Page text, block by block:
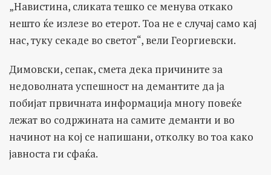
„Навистина, сликата тешко се менува откако
нешто ќе излезе во етерот. Тоа не е случај само кај
нас, туку секаде во светот“, вели Георгиевски.
Димовски, сепак, смета дека причините за
недоволната успешност на демантите да ја
побијат првичната информација многу повеќе
лежат во содржината на самите деманти и во
начинот на кој се напишани, отколку во тоа како
јавноста ги сфаќа.